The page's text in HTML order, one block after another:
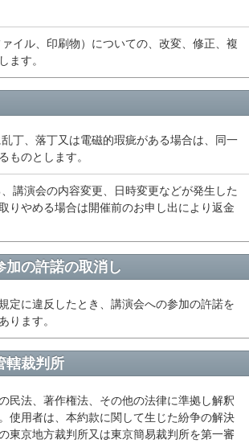
イル、印刷物）についての、改変、修正、複
ます。
丁、落丁又は電磁的瑕疵がある場合は、同一
ものとします。
講演会の内容変更、日時変更などが発生した
りやめる場合は開催前のお申し出により返金
の許諾の取消し
定に違反したとき、講演会への参加の許諾を
ります。
裁判所
民法、著作権法、その他の法律に準拠し解釈
使用者は、本約款に関して生じた紛争の解決
東京地方裁判所又は東京簡易裁判所を第一審